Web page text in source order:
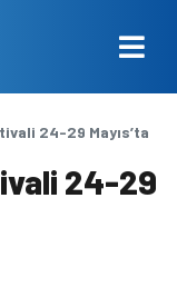
24-29 Mayıs’ta
24-29